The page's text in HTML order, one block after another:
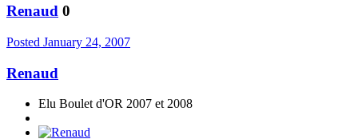
Renaud 0
Posted January 24, 2007
Renaud
Elu Boulet d'OR 2007 et 2008